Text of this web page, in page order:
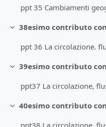
Minimizza
Minimizza
Minimizza